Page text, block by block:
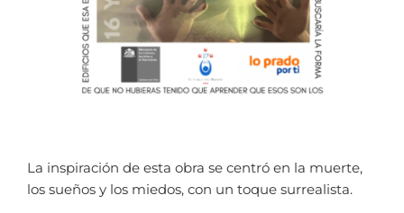
La inspiración de esta obra se centró en la muerte,
los sueños y los miedos, con un toque surrealista.